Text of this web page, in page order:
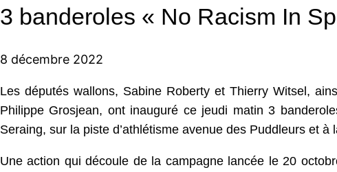
3 banderoles « No Racism In
8 décembre 2022
Les députés wallons, Sabine Roberty et Thierry Witsel,
Philippe Grosjean, ont inauguré ce jeudi matin 3
Seraing, sur la piste d’athlétisme avenue des Puddleurs et à
Une action qui découle de la campagne lancée le 20